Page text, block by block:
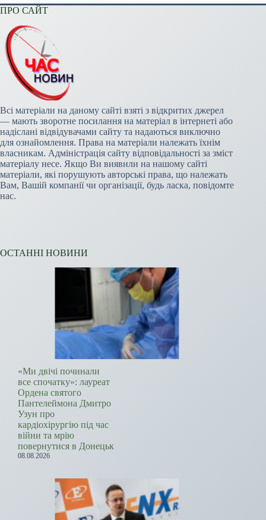
ПРО САЙТ
Всі матеріали на даному сайті взяті з відкритих джерел
— мають зворотне посилання на матеріал в інтернеті або
надіслані відвідувачами сайту та надаються виключно
для ознайомлення. Права на матеріали належать їхнім
власникам. Адміністрація сайту відповідальності за зміст
матеріалу несе. Якщо Ви виявили на нашому сайті
матеріали, які порушують авторські права, що належать
Вам, Вашій компанії чи організації, будь ласка, повідомте
нас.
ОСТАННІ НОВИНИ
«Ми двічі починали
все спочатку»: лауреат
Ордена святого
Пантелеймона Дмитро
Узун про
кардіохірургію під час
війни та мрію
повернутися в Донецьк
08.08.2026